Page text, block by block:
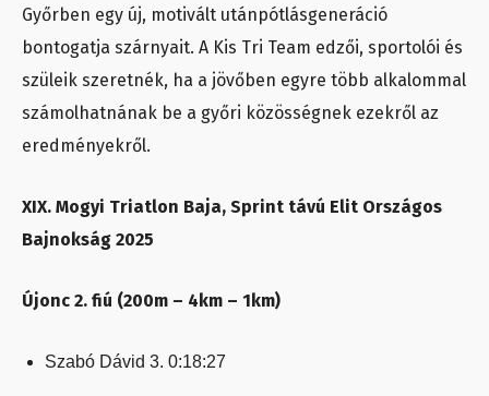
Győrben egy új, motivált utánpótlásgeneráció
bontogatja szárnyait. A Kis Tri Team edzői, sportolói és
szüleik szeretnék, ha a jövőben egyre több alkalommal
számolhatnának be a győri közösségnek ezekről az
eredményekről.
XIX. Mogyi Triatlon Baja, Sprint távú Elit Országos
Bajnokság 2025
Újonc 2. fiú (200m – 4km – 1km)
Szabó Dávid 3. 0:18:27